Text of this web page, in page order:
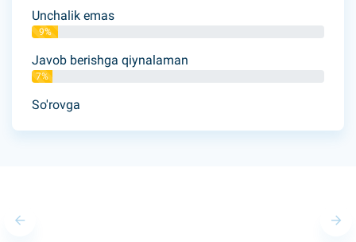
Unchalik emas
9%
Javob berishga qiynalaman
7%
So'rovga